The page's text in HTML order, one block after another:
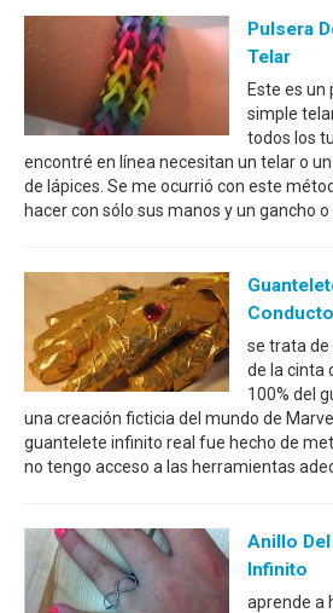
Pulsera
Telar
Este es
simple
todos los
encontré en línea necesitan un telar o
de lápices. Se me ocurrió con este
hacer con sólo sus manos y un gancho o
se trata de
de la cinta
100% del
una creación ficticia del mundo de
guantelete infinito real fue hecho de
no tengo acceso a las herramientas
Anillo
Infinito
aprende a